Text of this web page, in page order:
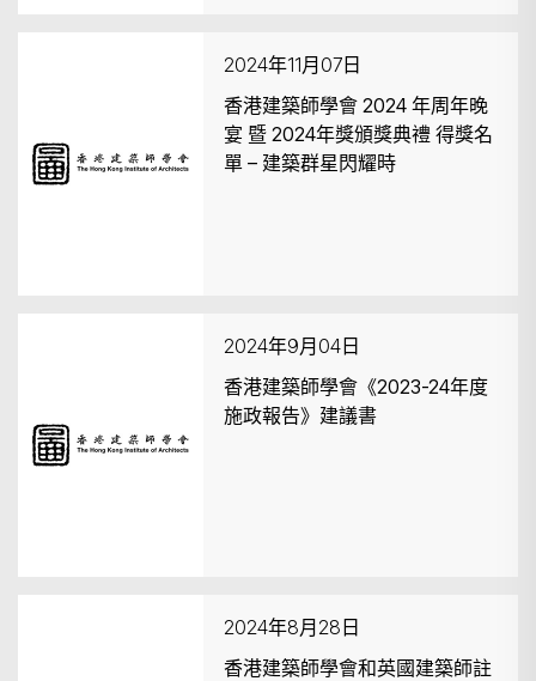
2024年11月07日
香港建築師學會 2024 年周年晚
宴 暨 2024年獎頒獎典禮 得獎名
單 – 建築群星閃耀時
2024年9月04日
香港建築師學會《2023-24年度
施政報告》建議書
2024年8月28日
香港建築師學會和英國建築師註